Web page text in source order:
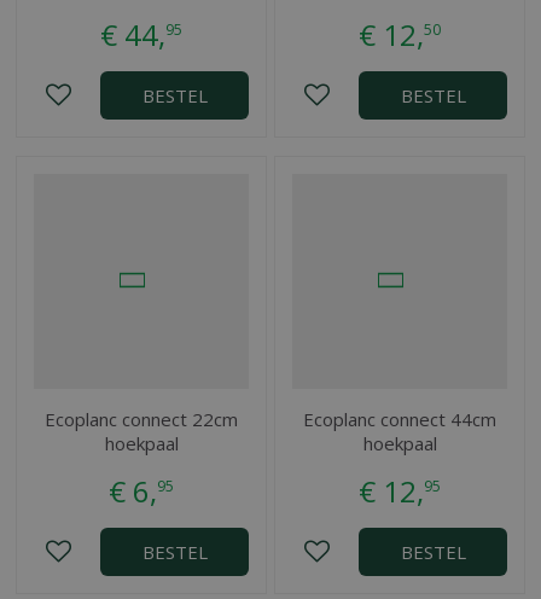
€ 44,95
BESTEL
€ 12,50
BESTEL
Ecoplanc connect 22cm
hoekpaal
€ 6,95
BESTEL
Ecoplanc connect 44cm
hoekpaal
€ 12,95
BESTEL